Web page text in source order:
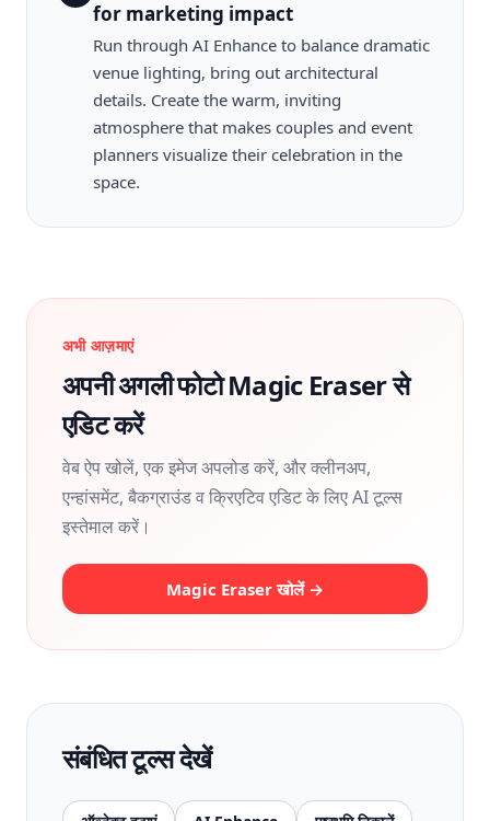
for marketing impact
Run through AI Enhance to balance dramatic
venue lighting, bring out architectural
details. Create the warm, inviting
atmosphere that makes couples and event
planners visualize their celebration in the
space.
अभी आज़माएं
अपनी अगली फोटो Magic Eraser से
एडिट करें
वेब ऐप खोलें, एक इमेज अपलोड करें, और क्लीनअप,
एन्हांसमेंट, बैकग्राउंड व क्रिएटिव एडिट के लिए AI टूल्स
इस्तेमाल करें।
Magic Eraser खोलें →
संबंधित टूल्स देखें